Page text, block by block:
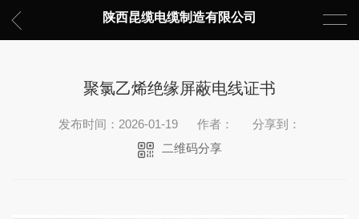
陕西昆缆电缆制造有限公司
聚氯乙烯绝缘屏蔽电线证书
发布时间：2026-01-19 作者：
分享到：
二维码分享